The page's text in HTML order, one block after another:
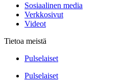
Sosiaalinen media
Verkkosivut
Videot
Tietoa meistä
Pulselaiset
Pulselaiset